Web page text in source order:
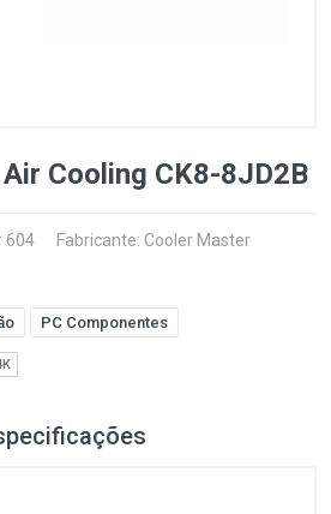
Cooling CK8-8JD2B
604 Fabricante: Cooler Master
PC Componentes